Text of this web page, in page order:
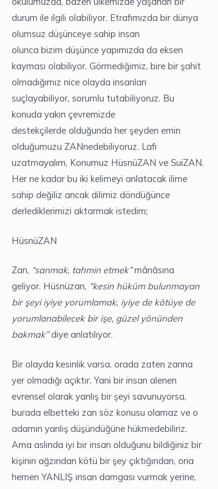
durum ile ilgili olabiliyor. Etrafımızda bir dünya
olumsuz düşünceye sahip insan
olunca bizim düşünce yapımızda da eksen
kayması olabiliyor. Görmediğimiz, bire bir şahit
olmadığımız nice olayda insanları
suçlayabiliyor, sorumlu tutabiliyoruz. Bu
konuda yakın çevremizde
destekçilerde olduğunda her şeyden emin
olduğumuzu ZANnedebiliyoruz. Lafı
uzatmayalım, Konumuz HüsnüZAN ve SuiZAN.
Her ne kadar bu iki kelimeyi anlatacak ilime
sahip değiliz ancak dilimiz döndüğünce
derlediklerimizi aktarmak istedim;
HüsnüZAN
Zan, “sanmak, tahmin etmek”mânâsına
geliyor. Hüsnüzan, “kesin hüküm bulunmayan
bir şeyi iyiye yorumlamak, iyiye de kötüye de
yorumlanabilecek bir işe, güzel yönünden
bakmak”diye anlatılıyor.
Bir olayda kesinlik varsa, orada zaten zanna
yer olmadığı açıktır. Yani bir insan alenen
evrensel olarak yanlış bir şeyi savunuyorsa,
burada elbetteki zan söz konusu olamaz ve o
adamın yanlış düşündüğüne hükmedebiliriz.
Ama aslında iyi bir insan olduğunu bildiğiniz bir
kişinin ağzından kötü bir şey çıktığından, ona
hemen YANLIŞ insan damgası vurmak yerine,